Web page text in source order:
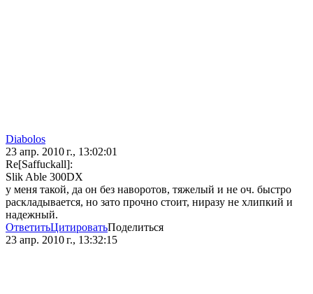
Diabolos
23 апр. 2010 г., 13:02:01
Re[Saffuckall]:
Slik Able 300DX
у меня такой, да он без наворотов, тяжелый и не оч. быстро
раскладывается, но зато прочно стоит, ниразу не хлипкий и
надежный.
ОтветитьЦитироватьПоделиться
23 апр. 2010 г., 13:32:15